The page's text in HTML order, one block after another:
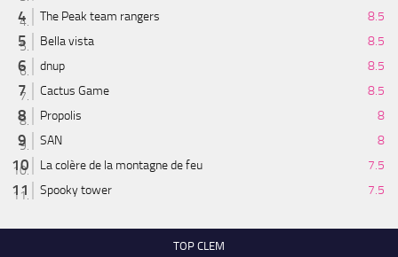
The Peak team rangers
8.5
Bella vista
8.5
dnup
8.5
Cactus Game
8.5
Propolis
8
SAN
8
La colère de la montagne de feu
7.5
Spooky tower
7.5
TOP CLEM